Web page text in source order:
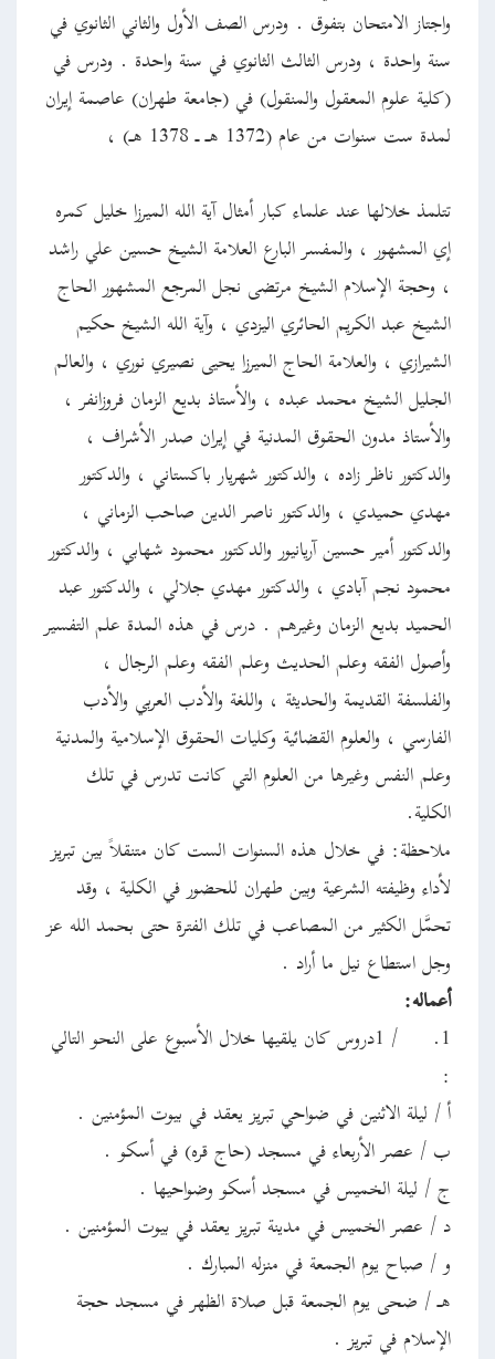
واجتاز الامتحان بتفوق . ودرس الصف الأول والثاني الثانوي في
سنة واحدة ، ودرس الثالث الثانوي في سنة واحدة . ودرس في
(كلية علوم المعقول والمنقول) في (جامعة طهران) عاصمة إيران
لمدة ست سنوات من عام (1372 هـ ـ 1378 هـ) ،
تتلمذ خلالها عند علماء كبار أمثال آية الله الميرزا خليل كمره
إي المشهور ، والمفسر البارع العلامة الشيخ حسين علي راشد
، وحجة الإسلام الشيخ مرتضى نجل المرجع المشهور الحاج
الشيخ عبد الكريم الحائري اليزدي ، وآية الله الشيخ حكيم
الشيرازي ، والعلامة الحاج الميرزا يحيى نصيري نوري ، والعالم
الجليل الشيخ محمد عبده ، والأستاذ بديع الزمان فروزانفر ،
والأستاذ مدون الحقوق المدنية في إيران صدر الأشراف ،
والدكتور ناظر زاده ، والدكتور شهريار باكستاني ، والدكتور
مهدي حميدي ، والدكتور ناصر الدين صاحب الزماني ،
والدكتور أمير حسين آريانيور والدكتور محمود شهابي ، والدكتور
محمود نجم آبادي ، والدكتور مهدي جلالي ، والدكتور عبد
الحميد بديع الزمان وغيرهم . درس في هذه المدة علم التفسير
وأصول الفقه وعلم الحديث وعلم الفقه وعلم الرجال ،
والفلسفة القديمة والحديثة ، واللغة والأدب العربي والأدب
الفارسي ، والعلوم القضائية وكليات الحقوق الإسلامية والمدنية
وعلم النفس وغيرها من العلوم التي كانت تدرس في تلك
الكلية.
ملاحظة: في خلال هذه السنوات الست كان متنقلاً بين تبريز
لأداء وظيفته الشرعية وبين طهران للحضور في الكلية ، وقد
تحمَّل الكثير من المصاعب في تلك الفترة حتى بحمد الله عز
وجل استطاع نيل ما أراد .
أعماله:
1.
/ 1دروس كان يلقيها خلال الأسبوع على النحو التالي
:
أ / ليلة الاثنين في ضواحي تبريز يعقد في بيوت المؤمنين .
ب / عصر الأربعاء في مسجد (حاج قره) في أسكو .
ج / ليلة الخميس في مسجد أسكو وضواحيها .
د / عصر الخميس في مدينة تبريز يعقد في بيوت المؤمنين .
و / صباح يوم الجمعة في منزله المبارك .
هـ / ضحى يوم الجمعة قبل صلاة الظهر في مسجد حجة
الإسلام في تبريز .